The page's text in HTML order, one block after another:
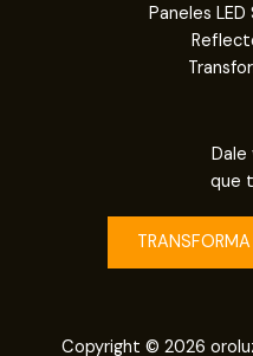
Paneles
Dale
que
Copyright © 2026